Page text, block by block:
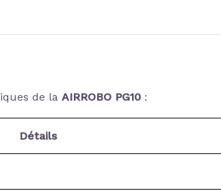
de la AIRROBO PG10 :
Détails